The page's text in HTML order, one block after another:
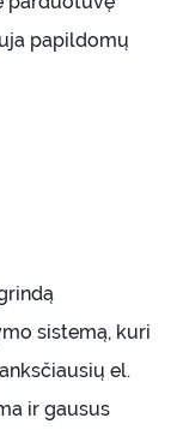
papildomų
sistemą, kuri
el.
ir gausus